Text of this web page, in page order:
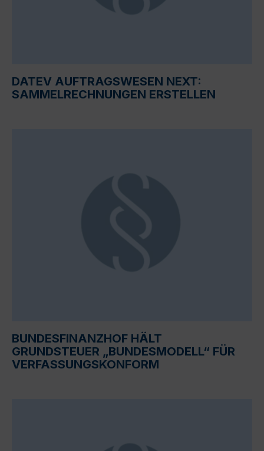
DATEV AUFTRAGSWESEN NEXT:
SAMMELRECHNUNGEN ERSTELLEN
BUNDESFINANZHOF HÄLT
GRUNDSTEUER „BUNDESMODELL“ FÜR
VERFASSUNGSKONFORM